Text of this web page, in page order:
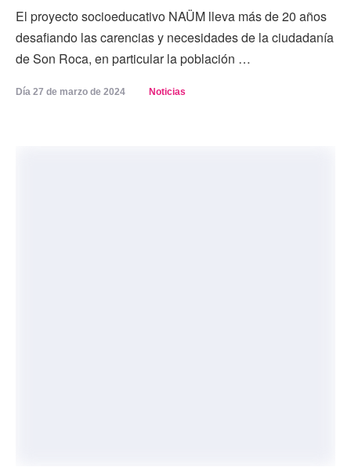
El proyecto socioeducativo NAÜM lleva más de 20 años
desafiando las carencias y necesidades de la ciudadanía
de Son Roca, en particular la población …
Día 27 de marzo de 2024 Noticias